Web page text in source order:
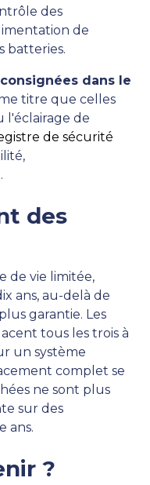
des
de
batteries.
consignées dans le
titre que celles
l'éclairage de
de sécurité
des
de vie limitée,
ans, au-delà de
garantie. Les
tous les trois à
un système
complet se
ne sont plus
sur des
ans.
?